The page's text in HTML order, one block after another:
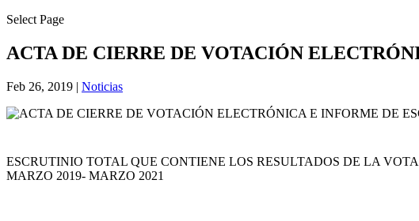
Select Page
ACTA DE CIERRE DE VOTACIÓN
Feb 26, 2019 | Noticias
ESCRUTINIO TOTAL QUE CONTIENE LOS RESULTADOS DE LA
MARZO 2019- MARZO 2021